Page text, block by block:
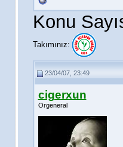
Konu
Takımınız:
23/04/07, 23:49
cigerxun
Orgeneral